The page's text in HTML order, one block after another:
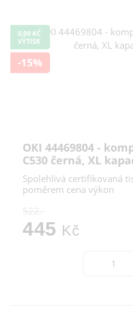
0,09 KČ
VÝTISK
-15%
OKI 44469804 -
C530 černá, XL
Spolehlivá certifikovaná
poměrem cena výkon
522,-
445 Kč